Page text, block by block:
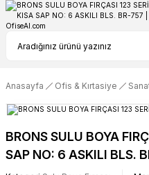
Anasayfa Ofis & Kırtasiye
BRONS SULU BOYA
SAP NO: 6 ASKILI BLS.